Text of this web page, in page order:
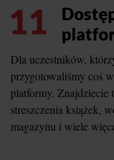
11
Dla uczestników,
przygotowaliśmy coś
platformy. Znajdziecie
streszczenia książek,
magazynu i wiele